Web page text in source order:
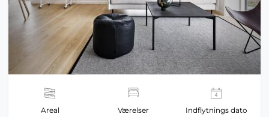
Areal Værelser Indflytnings dato